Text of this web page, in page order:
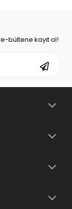
bültene kayıt ol!